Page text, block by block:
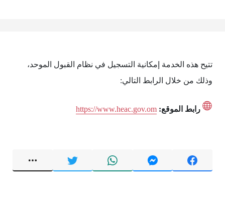
تتيح هذه الخدمة إمكانية التسجيل في نظام القبول الموحد،
وذلك من خلال الرابط التالي:
رابط الموقع: https://www.heac.gov.om